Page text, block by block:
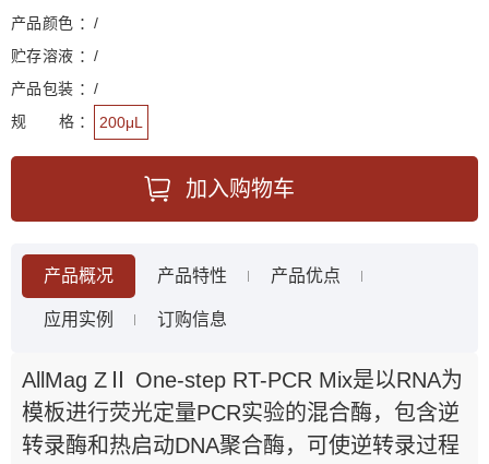
产品颜色 ： /
贮存溶液 ： /
产品包装 ： /
规 格 ：
200μL
加入购物车
产品概况 产品特性 产品优点
应用实例 订购信息
AllMag ZⅡ One-step RT-PCR Mix是以RNA为
模板进行荧光定量PCR实验的混合酶，包含逆
转录酶和热启动DNA聚合酶，可使逆转录过程